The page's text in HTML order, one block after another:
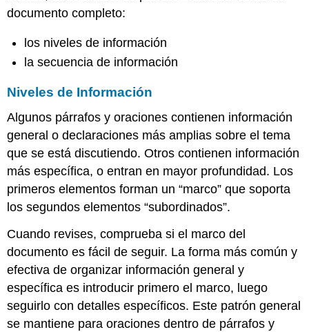
documento completo:
los niveles de información
la secuencia de información
Niveles de Información
Algunos párrafos y oraciones contienen información
general o declaraciones más amplias sobre el tema
que se está discutiendo. Otros contienen información
más específica, o entran en mayor profundidad. Los
primeros elementos forman un “marco” que soporta
los segundos elementos “subordinados”.
Cuando revises, comprueba si el marco del
documento es fácil de seguir. La forma más común y
efectiva de organizar información general y
específica es introducir primero el marco, luego
seguirlo con detalles específicos. Este patrón general
se mantiene para oraciones dentro de párrafos y